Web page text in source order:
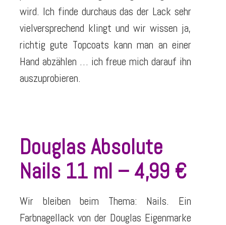
wird. Ich finde durchaus das der Lack sehr
vielversprechend klingt und wir wissen ja,
richtig gute Topcoats kann man an einer
Hand abzählen … ich freue mich darauf ihn
auszuprobieren.
Douglas Absolute
Nails 11 ml – 4,99 €
Wir bleiben beim Thema: Nails. Ein
Farbnagellack von der Douglas Eigenmarke